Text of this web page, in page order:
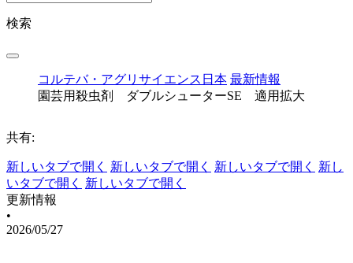
検索
コルテバ・アグリサイエンス日本 最新情報
園芸用殺虫剤 ダブルシューターSE 適用拡大
共有:
新しいタブで開く 新しいタブで開く 新しいタブで開く
新し
いタブで開く
新しいタブで開く
更新情報
•
2026/05/27